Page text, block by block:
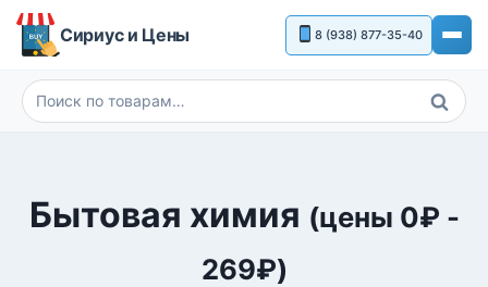
Перейти
Сириус и Цены 8 (938) 877-35-40
Искать:
Поиск
Бытовая химия (цены 0₽ -
269₽)